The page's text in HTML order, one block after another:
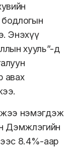
Энэхүү
хууль”-д
авах
нэмэгдэж
Дэмжлэгийн
8.4%-аар